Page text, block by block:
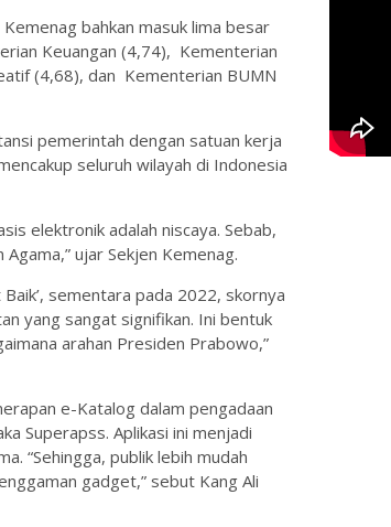
bahkan masuk lima besar
Keuangan (4,74), Kementerian
(4,68), dan Kementerian BUMN
pemerintah dengan satuan kerja
seluruh wilayah di Indonesia
elektronik adalah niscaya. Sebab,
ujar Sekjen Kemenag.
sementara pada 2022, skornya
yang sangat signifikan. Ini bentuk
arahan Presiden Prabowo,”
e-Katalog dalam pengadaan
Superapss. Aplikasi ini menjadi
“Sehingga, publik lebih mudah
gadget,” sebut Kang Ali